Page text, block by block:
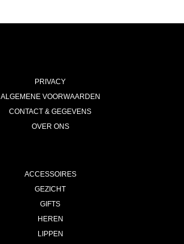
PRIVACY
ALGEMENE VOORWAARDEN
CONTACT & GEGEVENS
OVER ONS
ACCESSOIRES
GEZICHT
GIFTS
HEREN
LIPPEN